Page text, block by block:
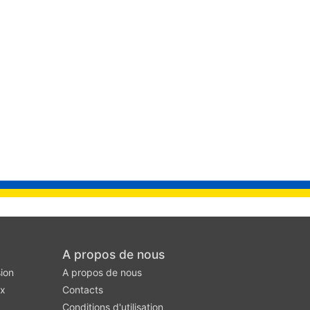
A propos de nous
A propos de nous
Contacts
Conditions d'utilisation